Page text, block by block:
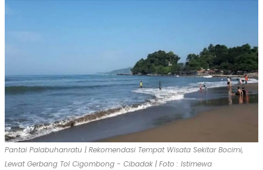
Pantai Palabuhanratu | Rekomendasi Tempat Wisata Sekitar Bocimi,
Lewat Gerbang Tol Cigombong - Cibadak | Foto : Istimewa